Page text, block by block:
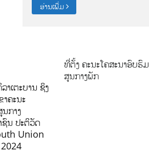
ອ່ານເພີ່ມ
າເຕະບານ ຊິງ
ຄະນະ
ກາງ
ນ ປະຕິວັດ
Union
ທີ່ຕັ້ງ ຄະນະໂຄສະນາອົບຮົມ
ສູນກາງພັກ